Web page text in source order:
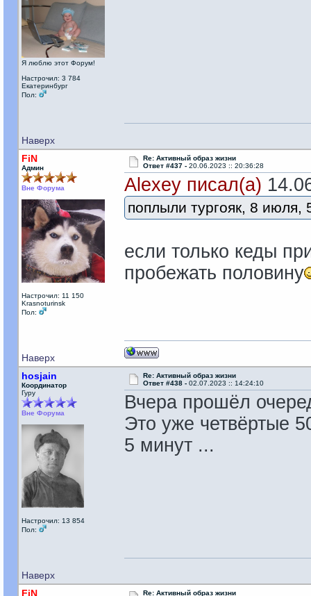
Я люблю этот Форум!
Настрочил: 3 784
Екатеринбург
Пол:
Наверх
FiN
Админ
Вне Форума
Настрочил: 11 150
Krasnoturinsk
Пол:
Re: Активный образ жизни
Ответ #437 - 20.06.2023 :: 20:36:28
Alexey писал(а)
поплыли тургояк, 8 июля,
если только кеды
пробежать половину
Наверх
hosjain
Координатор
Гуру
Вне Форума
Настрочил: 13 854
Пол:
Re: Активный образ жизни
Ответ #438 - 02.07.2023 :: 14:24:10
Вчера прошёл
Это уже четвёртые
5 минут ...
Наверх
FiN
Re: Активный образ жизни